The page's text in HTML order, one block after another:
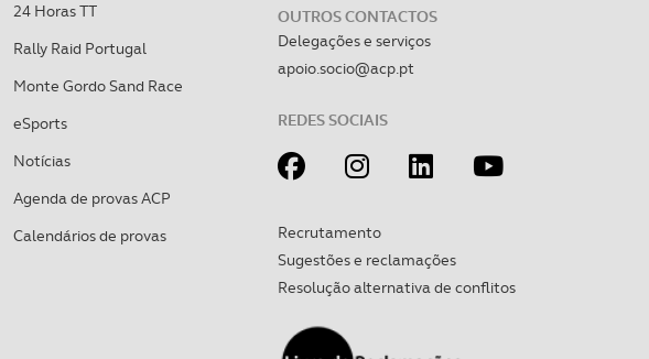
24 Horas TT
Rally Raid Portugal
Monte Gordo Sand Race
eSports
Notícias
Agenda de provas ACP
Calendários de provas
OUTROS CONTACTOS
Delegações e serviços
apoio.socio@acp.pt
REDES SOCIAIS
Recrutamento
Sugestões e reclamações
Resolução alternativa de conflitos